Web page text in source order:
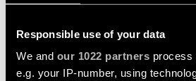
Responsible use of your data
We and our 1022 partners process
e.g. your IP-number, using
UFFICIO